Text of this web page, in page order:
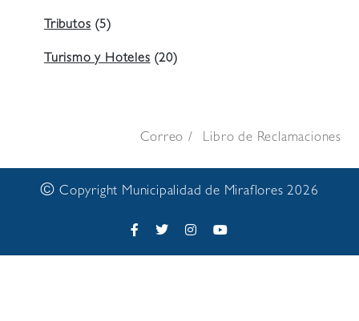
Tributos (5)
Turismo y Hoteles (20)
Correo Libro de Reclamaciones
© Copyright Municipalidad de Miraflores 2026